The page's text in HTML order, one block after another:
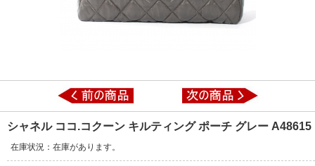
シャネル ココ.コクーン キルティング ポーチ グレー A48615
在庫状況：在庫があります。